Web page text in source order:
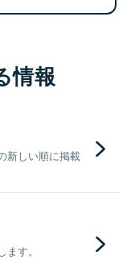
情報
新しい順に掲載
す。